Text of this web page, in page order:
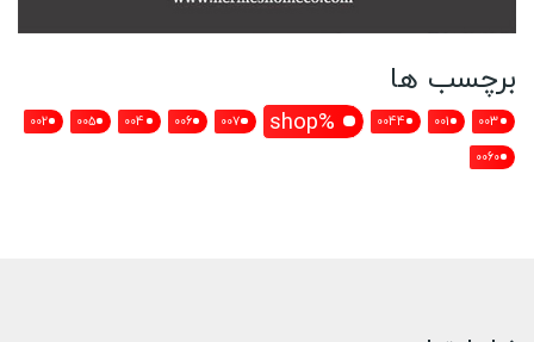
برچسب ها
003
001
0044
%shop
007
006
004
005
002
0060